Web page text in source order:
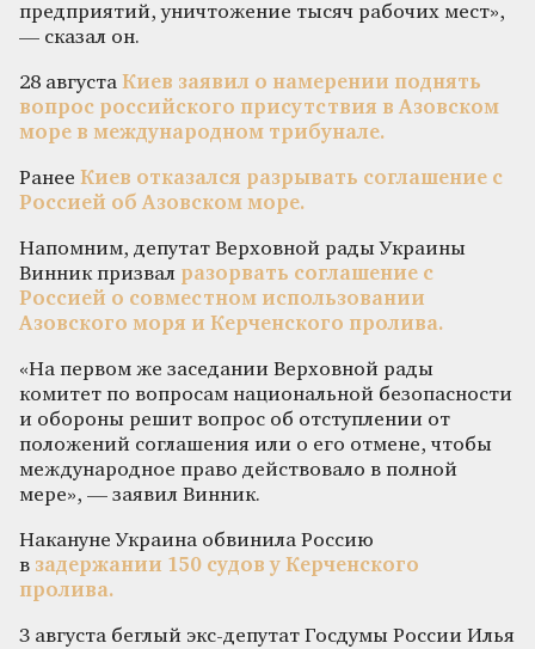
предприятий, уничтожение тысяч рабочих мест»,
— сказал он.
28 августа Киев заявил о намерении поднять
вопрос российского присутствия в Азовском
море в международном трибунале.
Ранее Киев отказался разрывать соглашение с
Россией об Азовском море.
Напомним, депутат Верховной рады Украины
Винник призвал разорвать соглашение с
Россией о совместном использовании
Азовского моря и Керченского пролива.
«На первом же заседании Верховной рады
комитет по вопросам национальной безопасности
и обороны решит вопрос об отступлении от
положений соглашения или о его отмене, чтобы
международное право действовало в полной
мере», — заявил Винник.
Накануне Украина обвинила Россию
в задержании 150 судов у Керченского
пролива.
3 августа беглый экс-депутат Госдумы России Илья